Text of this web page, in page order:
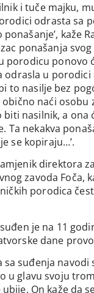
i tuče majku,
odrasta sa
kaže
ponašanja
porodicu ponovo
odrasla u porodici
to nasilje bez
naći osobu
biti nasilnik, a ona
Ta nekakva
se kopiraju…’.
direktora
zavoda Foča,
porodica
je na 11
dane
suđenja navodi
u glavu svoju
On kaže da